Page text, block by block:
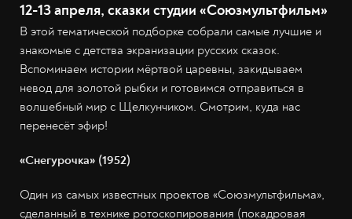
12-13 апреля, сказки студии «Союзмультфильм»
В этой тематической подборке собрали самые лучшие и
знакомые с детства экранизации русских сказок.
Вспоминаем истории мёртвой царевны, закидываем
невод для золотой рыбки и готовимся отправиться в
волшебный мир с Щелкунчиком. Смотрим, куда нас
перенесёт эфир!
«Снегурочка» (1952)
Один из самых известных проектов «Союзмультфильма»,
сделанный в технике ротоскопирования (покадровая